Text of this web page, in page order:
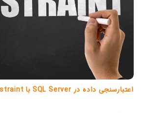
اعتبارسنجی داده در SQL Server با Check Constraint